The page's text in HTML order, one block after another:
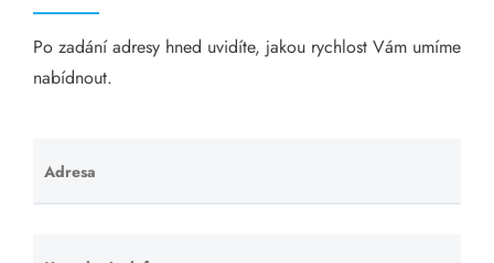
Katalog A-seznam.cz
Visací zámky - TOKOZ
Po zadání adresy hned uvidíte, jakou rychlost Vám umíme
nabídnout.
Adresa
Ponechte
toto pole